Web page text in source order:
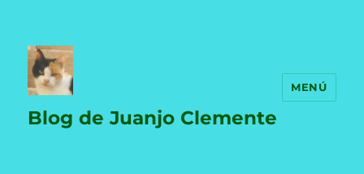
Blog de Juanjo Clemente
MENÚ